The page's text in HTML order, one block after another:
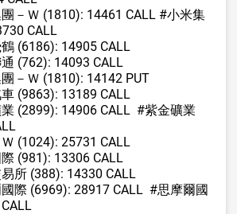
－Ｗ (1810): 14461 CALL #小米集
CALL
(6186): 14905 CALL
(762): 14093 CALL
－Ｗ (1810): 14142 PUT
(9863): 13189 CALL
(2899): 14906 CALL #紫金礦業
Ｗ (1024): 25731 CALL
(981): 13306 CALL
所 (388): 14330 CALL
際 (6969): 28917 CALL #思摩爾國